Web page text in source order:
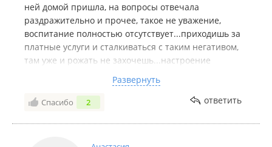
ней домой пришла, на вопросы отвечала
раздражительно и прочее, такое не уважение,
воспитание полностью отсутствует...приходишь за
платные услуги и сталкиваться с таким негативом,
там уже и рожать не захочешь...настроение
планировала к Шерховец Алесе, замечательный
врач и человек, к сожаление записаться не удалось,
Развернуть
Спасибо 2 ответить